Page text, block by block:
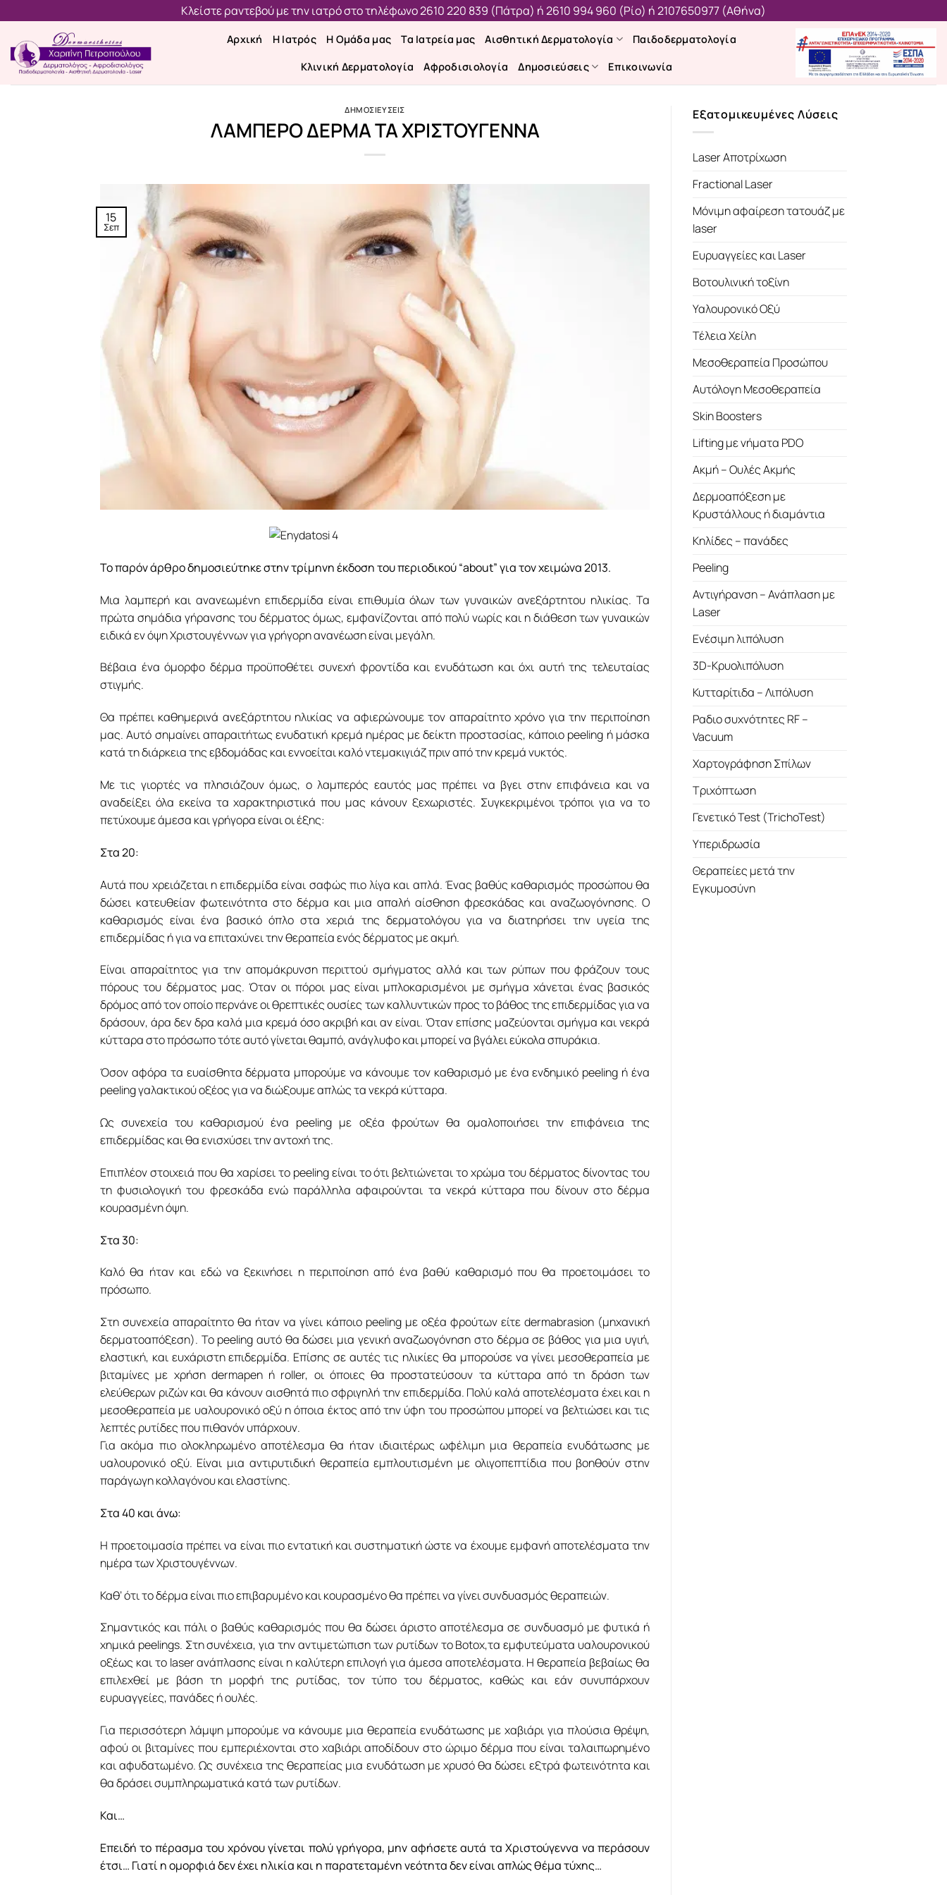
στο
περιεχόμενο
Κλείστε ραντεβού με την ιατρό στο τηλέφωνο2610 220 839 (Πάτρα) ή2610 994 960 (Ρίο) ή2107650977 (Aθήνα)
Αρχική Η Ιατρός Η Ομάδα μας Τα Ιατρεία μας Αισθητική Δερματολογία Παιδοδερματολογία
Κλινική Δερματολογία Αφροδισιολογία Δημοσιεύσεις Επικοινωνία
ΔΗΜΟΣΙΕΥΣΕΙΣ
ΛΑΜΠΕΡΟ ΔΕΡΜΑ ΤΑ ΧΡΙΣΤΟΥΓΕΝΝΑ
15
Σεπ
Το παρόν άρθρο δημοσιεύτηκε στην τρίμηνη έκδοση του περιοδικού “about” για τον χειμώνα 2013.
Μια λαμπερή και ανανεωμένη επιδερμίδα είναι επιθυμία όλων των γυναικών ανεξάρτητου ηλικίας. Τα
πρώτα σημάδια γήρανσης του δέρματος όμως, εμφανίζονται από πολύ νωρίς και η διάθεση των γυναικών
ειδικά εν όψη Χριστουγέννων για γρήγορη ανανέωση είναι μεγάλη.
Βέβαια ένα όμορφο δέρμα προϋποθέτει συνεχή φροντίδα και ενυδάτωση και όχι αυτή της τελευταίας
στιγμής.
Θα πρέπει καθημερινά ανεξάρτητου ηλικίας να αφιερώνουμε τον απαραίτητο χρόνο για την περιποίηση
μας. Αυτό σημαίνει απαραιτήτως ενυδατική κρεμά ημέρας με δείκτη προστασίας, κάποιο peeling ή μάσκα
κατά τη διάρκεια της εβδομάδας και εννοείται καλό ντεμακιγιάζ πριν από την κρεμά νυκτός.
Με τις γιορτές να πλησιάζουν όμως, ο λαμπερός εαυτός μας πρέπει να βγει στην επιφάνεια και να
αναδείξει όλα εκείνα τα χαρακτηριστικά που μας κάνουν ξεχωριστές. Συγκεκριμένοι τρόποι για να το
πετύχουμε άμεσα και γρήγορα είναι οι έξης:
Στα 20:
Αυτά που χρειάζεται η επιδερμίδα είναι σαφώς πιο λίγα και απλά. Ένας βαθύς καθαρισμός προσώπου θα
δώσει κατευθείαν φωτεινότητα στο δέρμα και μια απαλή αίσθηση φρεσκάδας και αναζωογόνησης. Ο
καθαρισμός είναι ένα βασικό όπλο στα χεριά της δερματολόγου για να διατηρήσει την υγεία της
επιδερμίδας ή για να επιταχύνει την θεραπεία ενός δέρματος με ακμή.
Είναι απαραίτητος για την απομάκρυνση περιττού σμήγματος αλλά και των ρύπων που φράζουν τους
πόρους του δέρματος μας. Όταν οι πόροι μας είναι μπλοκαρισμένοι με σμήγμα χάνεται ένας βασικός
δρόμος από τον οποίο περνάνε οι θρεπτικές ουσίες των καλλυντικών προς το βάθος της επιδερμίδας για να
δράσουν, άρα δεν δρα καλά μια κρεμά όσο ακριβή και αν είναι. Όταν επίσης μαζεύονται σμήγμα και νεκρά
κύτταρα στο πρόσωπο τότε αυτό γίνεται θαμπό, ανάγλυφο και μπορεί να βγάλει εύκολα σπυράκια.
Όσον αφόρα τα ευαίσθητα δέρματα μπορούμε να κάνουμε τον καθαρισμό με ένα ενδημικό peeling ή ένα
peeling γαλακτικού οξέος για να διώξουμε απλώς τα νεκρά κύτταρα.
Ως συνεχεία του καθαρισμού ένα peeling με οξέα φρούτων θα ομαλοποιήσει την επιφάνεια της
επιδερμίδας και θα ενισχύσει την αντοχή της.
Επιπλέον στοιχειά που θα χαρίσει το peeling είναι το ότι βελτιώνεται το χρώμα του δέρματος δίνοντας του
τη φυσιολογική του φρεσκάδα ενώ παράλληλα αφαιρούνται τα νεκρά κύτταρα που δίνουν στο δέρμα
κουρασμένη όψη.
Στα 30:
Καλό θα ήταν και εδώ να ξεκινήσει η περιποίηση από ένα βαθύ καθαρισμό που θα προετοιμάσει το
πρόσωπο.
Στη συνεχεία απαραίτητο θα ήταν να γίνει κάποιο peeling με οξέα φρούτων είτε dermabrasion (μηχανική
δερματοαπόξεση). Το peeling αυτό θα δώσει μια γενική αναζωογόνηση στο δέρμα σε βάθος για μια υγιή,
ελαστική, και ευχάριστη επιδερμίδα. Επίσης σε αυτές τις ηλικίες θα μπορούσε να γίνει μεσοθεραπεία με
βιταμίνες με χρήση dermapen ή roller, οι όποιες θα προστατεύσουν τα κύτταρα από τη δράση των
ελεύθερων ριζών και θα κάνουν αισθητά πιο σφριγηλή την επιδερμίδα. Πολύ καλά αποτελέσματα έχει και η
μεσοθεραπεία με υαλουρονικό οξύ η όποια έκτος από την ύφη του προσώπου μπορεί να βελτιώσει και τις
λεπτές ρυτίδες που πιθανόν υπάρχουν.
Για ακόμα πιο ολοκληρωμένο αποτέλεσμα θα ήταν ιδιαιτέρως ωφέλιμη μια θεραπεία ενυδάτωσης με
υαλουρονικό οξύ. Είναι μια αντιρυτιδική θεραπεία εμπλουτισμένη με ολιγοπεπτίδια που βοηθούν στην
παράγωγη κολλαγόνου και ελαστίνης.
Στα 40 και άνω:
Η προετοιμασία πρέπει να είναι πιο εντατική και συστηματική ώστε να έχουμε εμφανή αποτελέσματα την
ημέρα των Χριστουγέννων.
Καθ’ ότι το δέρμα είναι πιο επιβαρυμένο και κουρασμένο θα πρέπει να γίνει συνδυασμός θεραπειών.
Σημαντικός και πάλι ο βαθύς καθαρισμός που θα δώσει άριστο αποτέλεσμα σε συνδυασμό με φυτικά ή
χημικά peelings. Στη συνέχεια, για την αντιμετώπιση των ρυτίδων το Botox,τα εμφυτεύματα υαλουρονικού
οξέως και το laser ανάπλασης είναι η καλύτερη επιλογή για άμεσα αποτελέσματα. Η θεραπεία βεβαίως θα
επιλεχθεί με βάση τη μορφή της ρυτίδας, τον τύπο του δέρματος, καθώς και εάν συνυπάρχουν
ευρυαγγείες, πανάδες ή ουλές.
Για περισσότερη λάμψη μπορούμε να κάνουμε μια θεραπεία ενυδάτωσης με χαβιάρι για πλούσια θρέψη,
αφού οι βιταμίνες που εμπεριέχονται στο χαβιάρι αποδίδουν στο ώριμο δέρμα που είναι ταλαιπωρημένο
και αφυδατωμένο. Ως συνέχεια της θεραπείας μια ενυδάτωση με χρυσό θα δώσει εξτρά φωτεινότητα και
θα δράσει συμπληρωματικά κατά των ρυτίδων.
Και…
Επειδή το πέρασμα του χρόνου γίνεται πολύ γρήγορα, μην αφήσετε αυτά τα Χριστούγεννα να περάσουν
έτσι… Γιατί η ομορφιά δεν έχει ηλικία και η παρατεταμένη νεότητα δεν είναι απλώς θέμα τύχης…
Εξατομικευμένες Λύσεις
Laser Αποτρίχωση
Fractional Laser
Μόνιμη αφαίρεση τατουάζ με
laser
Ευρυαγγείες και Laser
Βοτουλινική τοξίνη
Υαλουρονικό Οξύ
Τέλεια Χείλη
Μεσοθεραπεία Προσώπου
Αυτόλογη Μεσοθεραπεία
Skin Boosters
Lifting με νήματα PDO
Ακμή – Ουλές Ακμής
Δερμοαπόξεση με
Κρυστάλλους ή διαμάντια
Κηλίδες – πανάδες
Peeling
Αντιγήρανση – Ανάπλαση με
Laser
Ενέσιμη λιπόλυση
3D-Κρυολιπόλυση
Κυτταρίτιδα – Λιπόλυση
Ραδιο συχνότητες RF –
Vacuum
Χαρτογράφηση Σπίλων
Τριχόπτωση
Γενετικό Test (TrichoTest)
Υπεριδρωσία
Θεραπείες μετά την
Εγκυμοσύνη